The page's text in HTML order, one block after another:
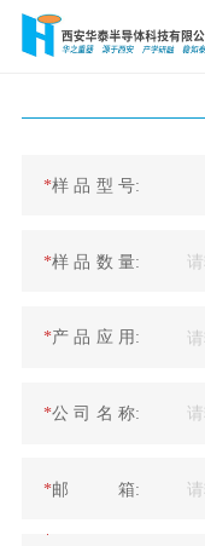
*样 品 型 号:
*样 品 数 量:
*产 品 应 用:
*公 司 名 称:
*邮 箱:
*